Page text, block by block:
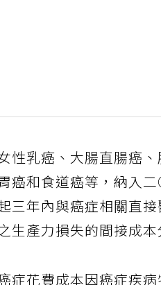
性乳癌、大腸直腸癌
癌和食道癌等，納
三年內與癌症相關直
生產力損失的間接成本